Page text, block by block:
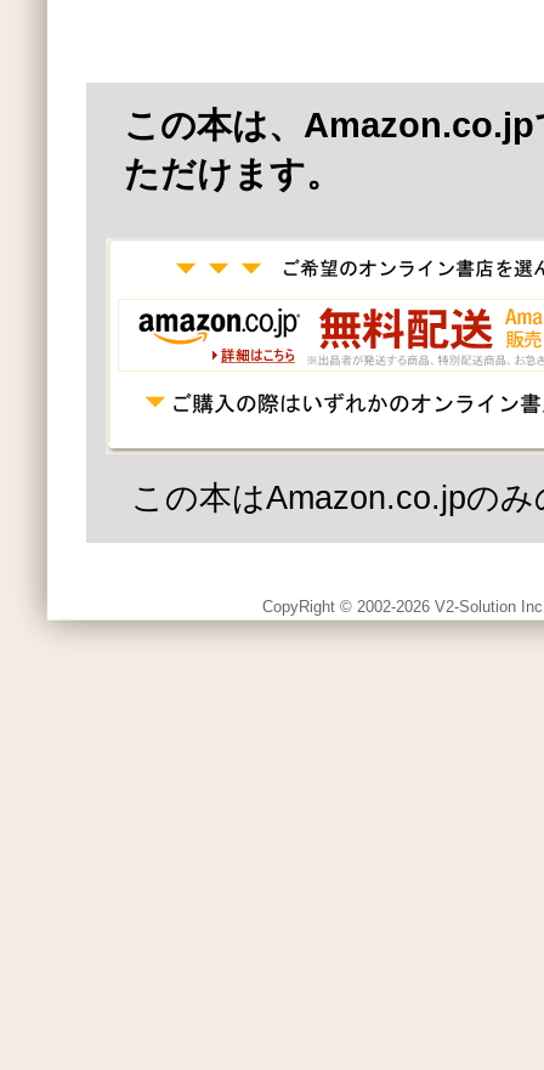
この本は、
ただけます。
この本はAmazon.co.jpの
CopyRight © 2002-2026 V2-Solution